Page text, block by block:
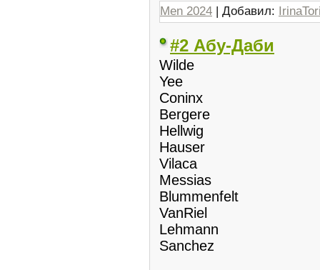
Men 2024 | Добавил:
#2 Абу-Даби
Wilde
Yee
Coninx
Bergere
Hellwig
Hauser
Vilaca
Messias
Blummenfelt
VanRiel
Lehmann
Sanchez